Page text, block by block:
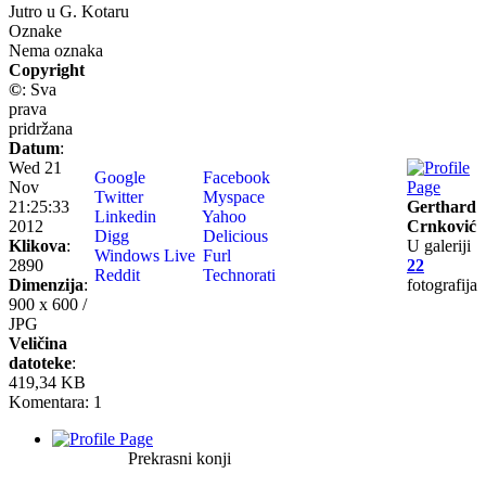
Jutro u G. Kotaru
Oznake
Nema oznaka
Copyright
©: Sva
prava
pridržana
Datum:
Wed 21
Nov
21:25:33
2012
Klikova:
2890
Dimenzija:
900 x 600 /
JPG
Veličina
datoteke:
419,34 KB
Google
Facebook
Twitter
Myspace
Linkedin
Yahoo
Digg
Delicious
Windows Live Furl
Reddit
Technorati
Gerthard
Crnković
U galeriji
22
fotografija
Komentara: 1
Prekrasni konji